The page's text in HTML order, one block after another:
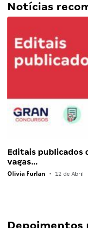
Notícias
Editais publicados
vagas…
Olivia Furlan • 12 de Abril
Depoimentos